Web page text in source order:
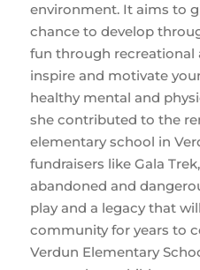
environment. It aims to
chance to develop
fun through recreational
inspire and motivate
healthy mental and
she contributed to the
elementary school in
fundraisers like Gala
abandoned and
play and a legacy that
community for years to
Verdun Elementary